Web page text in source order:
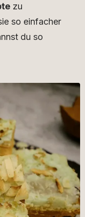
zu
so einfacher
du so